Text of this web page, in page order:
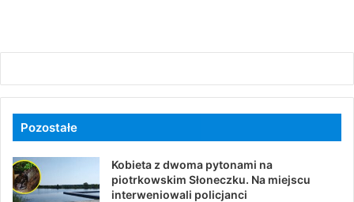
Pozostałe
Kobieta z dwoma pytonami na
piotrkowskim Słoneczku. Na miejscu
interweniowali policjanci